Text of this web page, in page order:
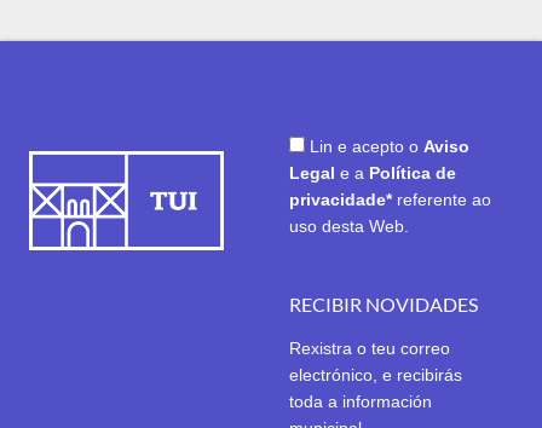
Lin e acepto o Aviso
Legal e a Política de
privacidade* referente ao
uso desta Web.
RECIBIR NOVIDADES
Rexistra o teu correo
electrónico, e recibirás
toda a información